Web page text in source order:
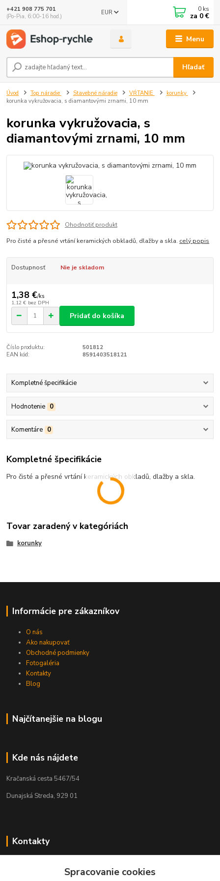
Menu
EUR
Hľadať
+421 908 775 701
(Po-Pia, 6:00-16 hod.)
0 ks
za 0 €
Úvod Top náradie Stavebné náradie VŔTANIE
korunky
korunka vykružovacia, s diamantovými zrnami, 10 mm
korunka vykružovacia, s
diamantovými zrnami, 10 mm
Ohodnotiť produkt
Pro čisté a přesné vrtání keramických obkladů, dlažby a skla. celý popis
Dostupnosť Nie je skladom
1,38 €/ks
1,12 € bez DPH
Pridať do košíka
Číslo produktu:
501812
EAN kód:
8591403518121
Kompletné špecifikácie
Hodnotenie 0
Komentáre 0
Kompletné špecifikácie
Pro čisté a přesné vrtání keramických obkladů, dlažby a skla.
Tovar zaradený v kategóriách
korunky
Informácie pre zákazníkov
O nás
Ako nakupovať
Obchodné podmienky
Fotogaléria
Kontakty
Blog
Najčítanejšie na blogu
Kde nás nájdete
Kračanská cesta 5467/54
Dunajská Streda, 929 01
Kontakty
+421 908 775 701
Spracovanie cookies